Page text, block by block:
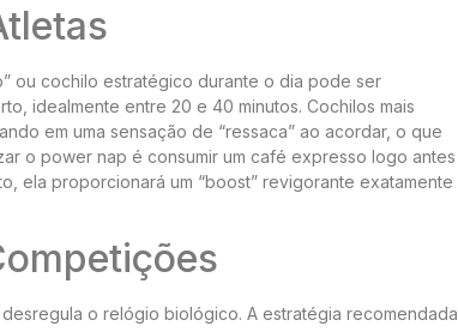
ou cochilo estratégico durante o dia pode ser
idealmente entre 20 e 40 minutos. Cochilos mais
em uma sensação de “ressaca” ao acordar, o que
o power nap é consumir um café expresso logo antes
ela proporcionará um “boost” revigorante exatamente
o relógio biológico. A estratégia recomendada